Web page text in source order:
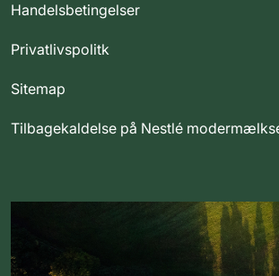
Handelsbetingelser
Privatlivspolitk
Sitemap
Tilbagekaldelse på Nestlé